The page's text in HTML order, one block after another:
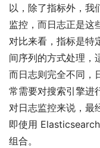
以，除了指标外，我
监控，而日志正是这
对比来看，指标是特
间序列的方式处理，
而日志则完全不同，
常需要对搜索引擎进
对日志监控来说，最
即使用
组合。